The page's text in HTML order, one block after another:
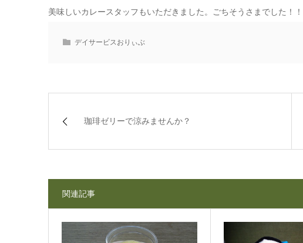
美味しいカレースタッフもいただきました。ごちそうさまでした！！
デイサービスおりぃぶ
珈琲ゼリーで涼みませんか？
関連記事